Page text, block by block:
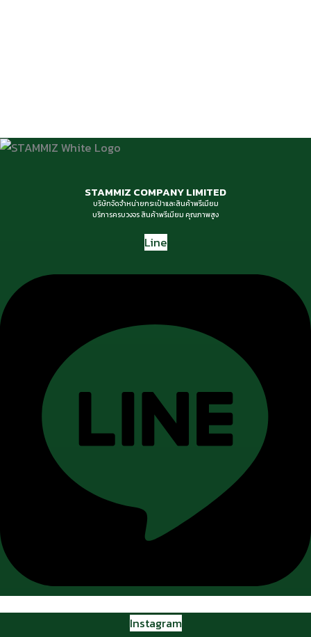
STAMMIZ COMPANY LIMITED
บริษัทจัดจำหน่ายกระเป๋าและสินค้าพรีเมียม
บริการครบวงจร สินค้าพรีเมียม คุณภาพสูง
Line
Instagram